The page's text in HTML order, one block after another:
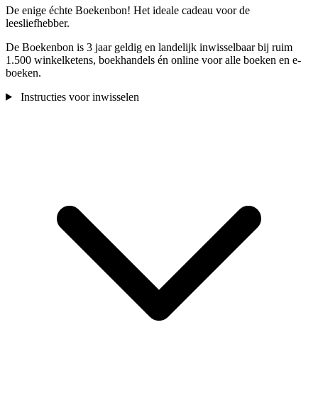
De enige échte Boekenbon! Het ideale cadeau voor de
leesliefhebber.
De Boekenbon is 3 jaar geldig en landelijk inwisselbaar bij ruim
1.500 winkelketens, boekhandels én online voor alle boeken en e-
boeken.
Instructies voor inwisselen